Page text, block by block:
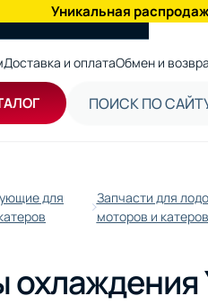
Уникальная
Доставка и оплатаОбмен и
для
Запчасти для
моторов и катеров